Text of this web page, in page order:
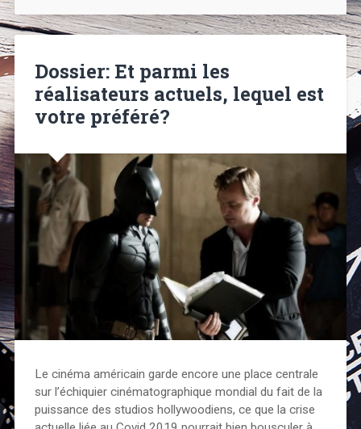
Dossier: Et parmi les
réalisateurs actuels, lequel est
votre préféré?
Le cinéma américain garde encore une place centrale
sur l’échiquier cinématographique mondial du fait de la
puissance des studios hollywoodiens, ce que la crise